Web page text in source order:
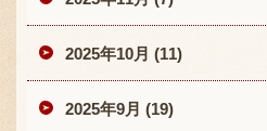
2025年10月 (11)
2025年9月 (19)